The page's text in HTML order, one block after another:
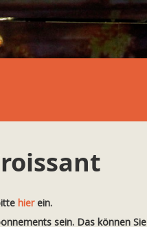
hierein.
sein. Das können Sie